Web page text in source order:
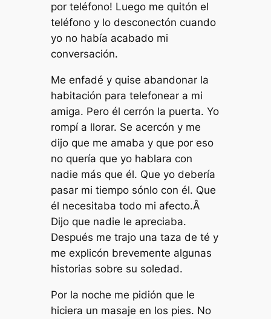
por teléfono! Luego me quitón el
teléfono y lo desconectón cuando
yo no había acabado mi
conversación.
Me enfadé y quise abandonar la
habitación para telefonear a mi
amiga. Pero él cerrón la puerta. Yo
rompí a llorar. Se acercón y me
dijo que me amaba y que por eso
no quería que yo hablara con
nadie más que él. Que yo debería
pasar mi tiempo sónlo con él. Que
él necesitaba todo mi afecto.Â
Dijo que nadie le apreciaba.
Después me trajo una taza de té y
me explicón brevemente algunas
historias sobre su soledad.
Por la noche me pidión que le
hiciera un masaje en los pies. No